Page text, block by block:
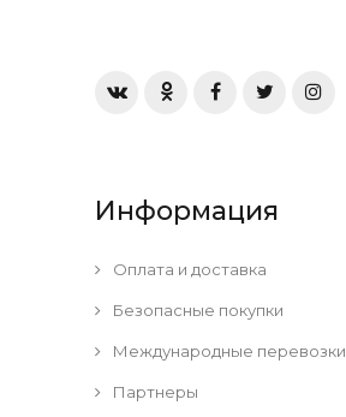
Информация
Оплата и доставка
Безопасные покупки
Международные перевозки
Партнеры